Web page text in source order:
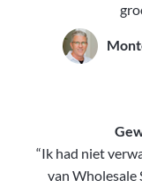
“Ik had niet
van Wholesale